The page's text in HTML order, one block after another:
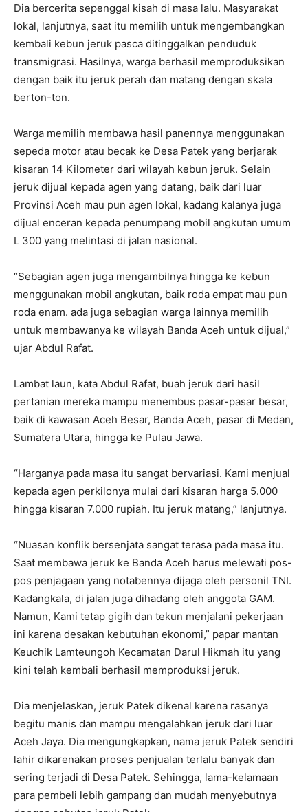
Dia bercerita sepenggal kisah di masa lalu. Masyarakat
lokal, lanjutnya, saat itu memilih untuk mengembangkan
kembali kebun jeruk pasca ditinggalkan penduduk
transmigrasi. Hasilnya, warga berhasil memproduksikan
dengan baik itu jeruk perah dan matang dengan skala
berton-ton.
Warga memilih membawa hasil panennya menggunakan
sepeda motor atau becak ke Desa Patek yang berjarak
kisaran 14 Kilometer dari wilayah kebun jeruk. Selain
jeruk dijual kepada agen yang datang, baik dari luar
Provinsi Aceh mau pun agen lokal, kadang kalanya juga
dijual enceran kepada penumpang mobil angkutan umum
L 300 yang melintasi di jalan nasional.
“Sebagian agen juga mengambilnya hingga ke kebun
menggunakan mobil angkutan, baik roda empat mau pun
roda enam. ada juga sebagian warga lainnya memilih
untuk membawanya ke wilayah Banda Aceh untuk dijual,”
ujar Abdul Rafat.
Lambat laun, kata Abdul Rafat, buah jeruk dari hasil
pertanian mereka mampu menembus pasar-pasar besar,
baik di kawasan Aceh Besar, Banda Aceh, pasar di Medan,
Sumatera Utara, hingga ke Pulau Jawa.
“Harganya pada masa itu sangat bervariasi. Kami menjual
kepada agen perkilonya mulai dari kisaran harga 5.000
hingga kisaran 7.000 rupiah. Itu jeruk matang,” lanjutnya.
“Nuasan konflik bersenjata sangat terasa pada masa itu.
Saat membawa jeruk ke Banda Aceh harus melewati pos-
pos penjagaan yang notabennya dijaga oleh personil TNI.
Kadangkala, di jalan juga dihadang oleh anggota GAM.
Namun, Kami tetap gigih dan tekun menjalani pekerjaan
ini karena desakan kebutuhan ekonomi,” papar mantan
Keuchik Lamteungoh Kecamatan Darul Hikmah itu yang
kini telah kembali berhasil memproduksi jeruk.
Dia menjelaskan, jeruk Patek dikenal karena rasanya
begitu manis dan mampu mengalahkan jeruk dari luar
Aceh Jaya. Dia mengungkapkan, nama jeruk Patek sendiri
lahir dikarenakan proses penjualan terlalu banyak dan
sering terjadi di Desa Patek. Sehingga, lama-kelamaan
para pembeli lebih gampang dan mudah menyebutnya